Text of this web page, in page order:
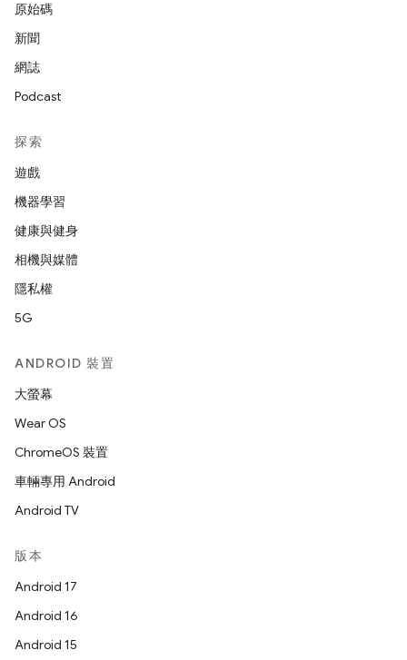
原始碼
新聞
網誌
Podcast
探索
遊戲
機器學習
健康與健身
相機與媒體
隱私權
5G
ANDROID 裝置
大螢幕
Wear OS
ChromeOS 裝置
車輛專用 Android
Android TV
版本
Android 17
Android 16
Android 15